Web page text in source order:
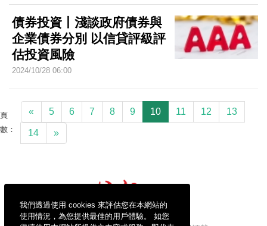
我們透過使用 cookies 來評估您在本網站的
使用情況，為您提供最佳的用戶體驗。 如您
債券投資丨淺談政府債券與
企業債券分別 以信貸評級評
估投資風險
2024/10/28 06:00
頁
數：
« 5 6 7 8 9 10 11 12 13
14 »